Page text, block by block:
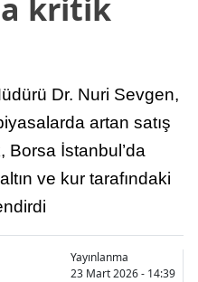
kritik
Dr. Nuri Sevgen,
artan satış
Borsa İstanbul’da
ve kur tarafındaki
Yayınlanma
23 Mart 2026 - 14:39